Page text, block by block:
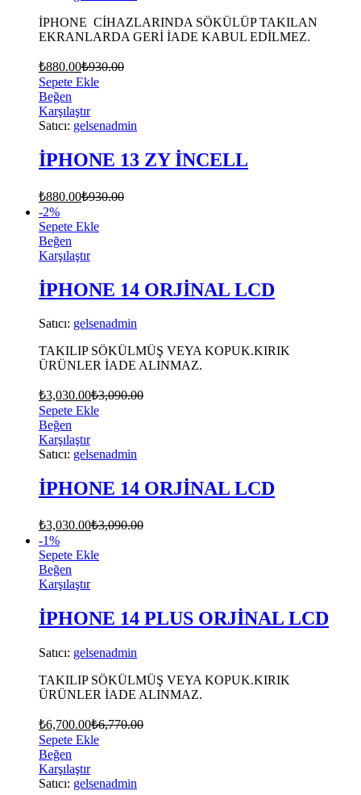
İPHONE CİHAZLARINDA SÖKÜLÜP TAKILAN
EKRANLARDA GERİ İADE KABUL EDİLMEZ.
₺880.00₺930.00
Sepete Ekle
Beğen
Karşılaştır
Satıcı: gelsenadmin
İPHONE 13 ZY İNCELL
₺880.00₺930.00
-2%
Sepete Ekle
Beğen
Karşılaştır
İPHONE 14 ORJİNAL LCD
Satıcı: gelsenadmin
TAKILIP SÖKÜLMÜŞ VEYA KOPUK.KIRIK
ÜRÜNLER İADE ALINMAZ.
₺3,030.00₺3,090.00
Sepete Ekle
Beğen
Karşılaştır
Satıcı: gelsenadmin
İPHONE 14 ORJİNAL LCD
₺3,030.00₺3,090.00
-1%
Sepete Ekle
Beğen
Karşılaştır
İPHONE 14 PLUS ORJİNAL LCD
Satıcı: gelsenadmin
TAKILIP SÖKÜLMÜŞ VEYA KOPUK.KIRIK
ÜRÜNLER İADE ALINMAZ.
₺6,700.00₺6,770.00
Sepete Ekle
Beğen
Karşılaştır
Satıcı: gelsenadmin